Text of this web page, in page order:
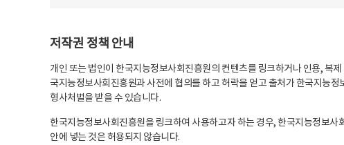
저작권 정책 안내
개인 또는 법인이 한국지능정보사회진흥원의 컨텐츠를 링크하거나 인용, 복
국지능정보사회진흥원과 사전에 협의를 하고 허락을 얻고 출처가 한국지능
형사처벌을 받을 수 있습니다.
한국지능정보사회진흥원을 링크하여 사용하고자 하는 경우, 한국지능정보
안에 넣는 것은 허용되지 않습니다.